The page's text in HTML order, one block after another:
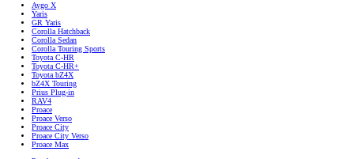
Aygo X
Yaris
GR Yaris
Corolla Hatchback
Corolla Sedan
Corolla Touring Sports
Toyota C-HR
Toyota C-HR+
Toyota bZ4X
bZ4X Touring
Prius Plug-in
RAV4
Proace
Proace Verso
Proace City
Proace City Verso
Proace Max